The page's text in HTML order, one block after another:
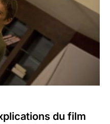
du film